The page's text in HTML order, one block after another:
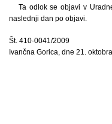
Ta odlok se objavi v
naslednji dan po objavi.
Št. 410-0041/2009
Ivančna Gorica, dne 21.